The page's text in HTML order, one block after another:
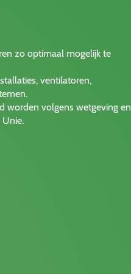
zo optimaal mogelijk te
ventilatoren,
worden volgens wetgeving en